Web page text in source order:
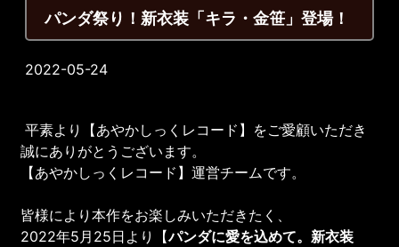
パンダ祭り！新衣装「キラ・金笹」登場！
2022-05-24
平素より【あやかしっくレコード】をご愛顧いただき
誠にありがとうございます。
【あやかしっくレコード】運営チームです。
皆様により本作をお楽しみいただきたく、
2022年5月25日より【パンダに愛を込めて。 新衣装